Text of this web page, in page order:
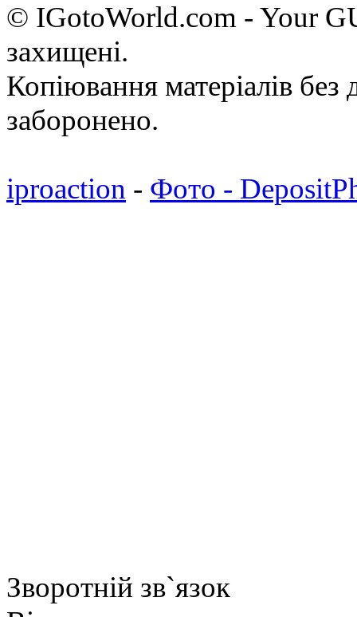
© IGotoWorld.com - Your
захищені.
Копіювання матеріалів без
заборонено.
iproaction - Фото -
Зворотній зв`язок